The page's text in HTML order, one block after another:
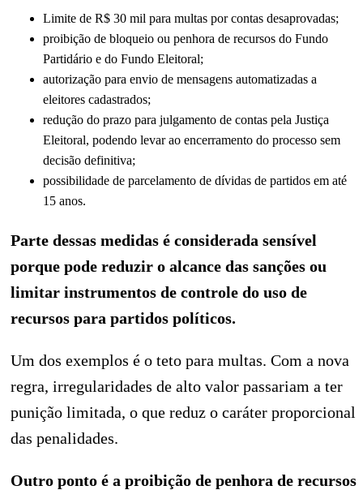
Limite de R$ 30 mil para multas por contas desaprovadas;
proibição de bloqueio ou penhora de recursos do Fundo
Partidário e do Fundo Eleitoral;
autorização para envio de mensagens automatizadas a
eleitores cadastrados;
redução do prazo para julgamento de contas pela Justiça
Eleitoral, podendo levar ao encerramento do processo sem
decisão definitiva;
possibilidade de parcelamento de dívidas de partidos em até
15 anos.
Parte dessas medidas é considerada sensível
porque pode reduzir o alcance das sanções ou
limitar instrumentos de controle do uso de
recursos para partidos políticos.
Um dos exemplos é o teto para multas. Com a nova
regra, irregularidades de alto valor passariam a ter
punição limitada, o que reduz o caráter proporcional
das penalidades.
Outro ponto é a proibição de penhora de recursos